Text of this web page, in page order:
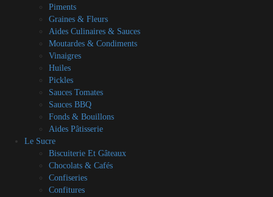
Piments
Graines & Fleurs
Aides Culinaires & Sauces
Moutardes & Condiments
Vinaigres
Huiles
Pickles
Sauces Tomates
Sauces BBQ
Fonds & Bouillons
Aides Pâtisserie
Le Sucre
Biscuiterie Et Gâteaux
Chocolats & Cafés
Confiseries
Confitures